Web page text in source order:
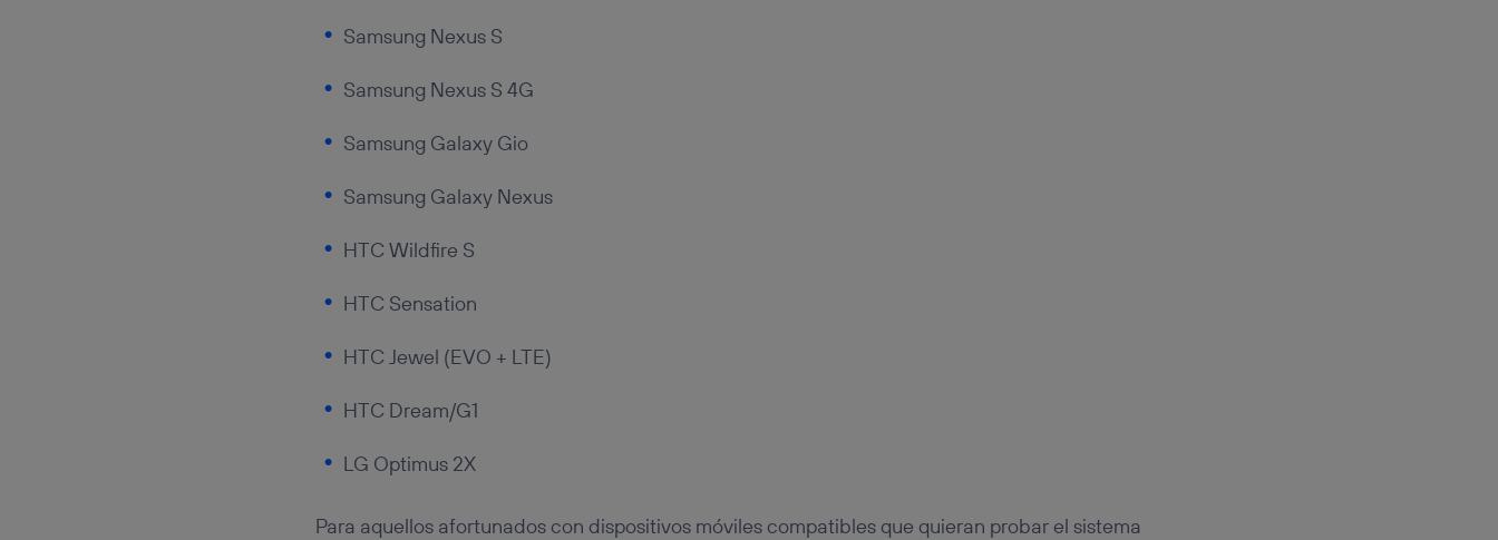
Samsung Nexus S
Samsung Nexus S 4G
Samsung Galaxy Gio
Samsung Galaxy Nexus
HTC Wildfire S
HTC Sensation
HTC Jewel (EVO + LTE)
HTC Dream/G1
LG Optimus 2X
Para aquellos afortunados con dispositivos móviles compatibles que quieran probar el sistema